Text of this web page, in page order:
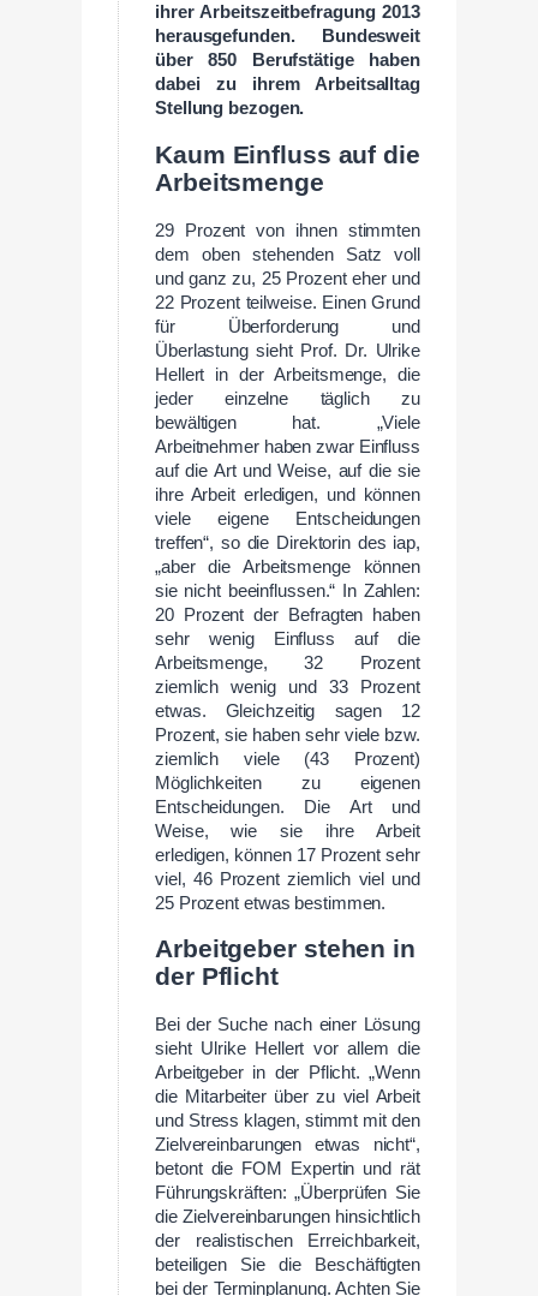
ihrer Arbeitszeitbefragung 2013
herausgefunden. Bundesweit
über 850 Berufstätige haben
dabei zu ihrem Arbeitsalltag
Stellung bezogen.
Kaum Einfluss auf die
Arbeitsmenge
29 Prozent von ihnen stimmten
dem oben stehenden Satz voll
und ganz zu, 25 Prozent eher und
22 Prozent teilweise. Einen Grund
für Überforderung und
Überlastung sieht Prof. Dr. Ulrike
Hellert in der Arbeitsmenge, die
jeder einzelne täglich zu
bewältigen hat. „Viele
Arbeitnehmer haben zwar Einfluss
auf die Art und Weise, auf die sie
ihre Arbeit erledigen, und können
viele eigene Entscheidungen
treffen“, so die Direktorin des iap,
„aber die Arbeitsmenge können
sie nicht beeinflussen.“ In Zahlen:
20 Prozent der Befragten haben
sehr wenig Einfluss auf die
Arbeitsmenge, 32 Prozent
ziemlich wenig und 33 Prozent
etwas. Gleichzeitig sagen 12
Prozent, sie haben sehr viele bzw.
ziemlich viele (43 Prozent)
Möglichkeiten zu eigenen
Entscheidungen. Die Art und
Weise, wie sie ihre Arbeit
erledigen, können 17 Prozent sehr
viel, 46 Prozent ziemlich viel und
25 Prozent etwas bestimmen.
Arbeitgeber stehen in
der Pflicht
Bei der Suche nach einer Lösung
sieht Ulrike Hellert vor allem die
Arbeitgeber in der Pflicht. „Wenn
die Mitarbeiter über zu viel Arbeit
und Stress klagen, stimmt mit den
Zielvereinbarungen etwas nicht“,
betont die FOM Expertin und rät
Führungskräften: „Überprüfen Sie
die Zielvereinbarungen hinsichtlich
der realistischen Erreichbarkeit,
beteiligen Sie die Beschäftigten
bei der Terminplanung. Achten Sie